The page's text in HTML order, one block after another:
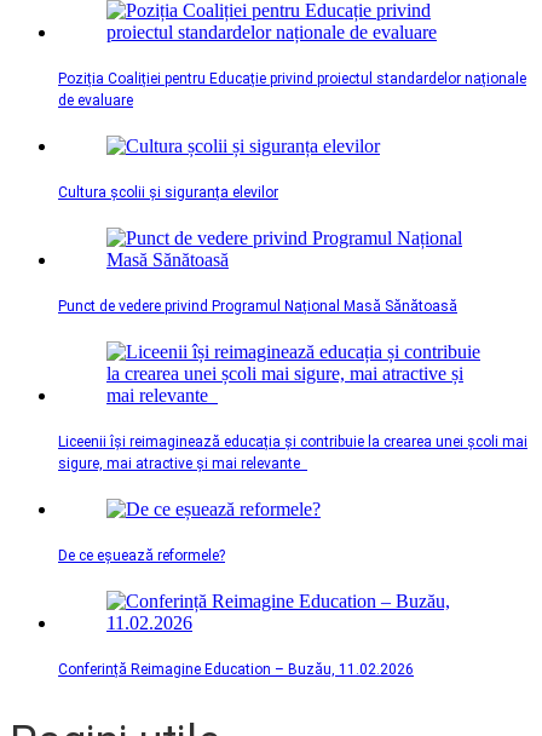
Poziția Coaliției pentru Educație privind proiectul standardelor naționale
de evaluare
Cultura școlii și siguranța elevilor
Punct de vedere privind Programul Național Masă Sănătoasă
Liceenii își reimaginează educația și contribuie la crearea unei școli mai
sigure, mai atractive și mai relevante
De ce eșuează reformele?
Conferință Reimagine Education – Buzău, 11.02.2026